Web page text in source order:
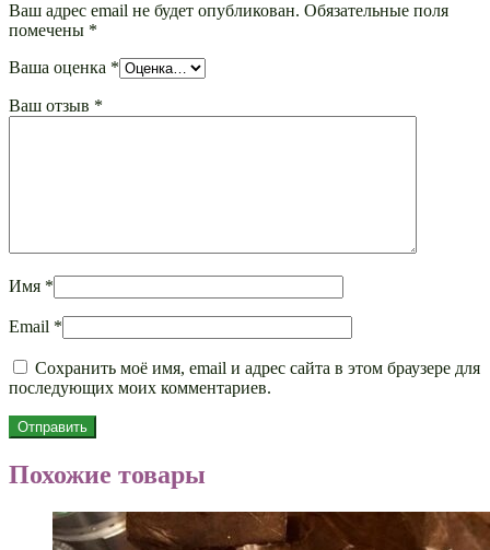
Ваш адрес email не будет опубликован. Обязательные поля
помечены *
Ваша оценка *
Ваш отзыв *
Имя *
Email *
Сохранить моё имя, email и адрес сайта в этом браузере для
последующих моих комментариев.
Похожие товары